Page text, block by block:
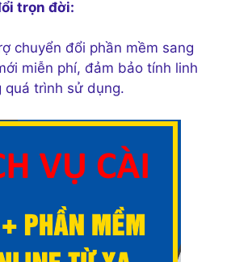
trọn đời:
chuyển đổi phần mềm sang
miễn phí, đảm bảo tính linh
quá trình sử dụng.